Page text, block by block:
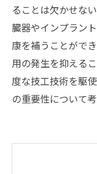
ることは欠かせな
臓器やインプラン
康を補うことがで
用の発生を抑える
度な技工技術を駆
の重要性について考